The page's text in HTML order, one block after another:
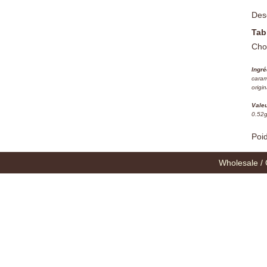
0.52g
Wholesale /